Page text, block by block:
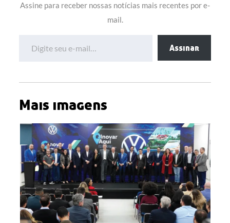
Assine para receber nossas notícias mais recentes por e-
mail.
Assinar
Mais imagens